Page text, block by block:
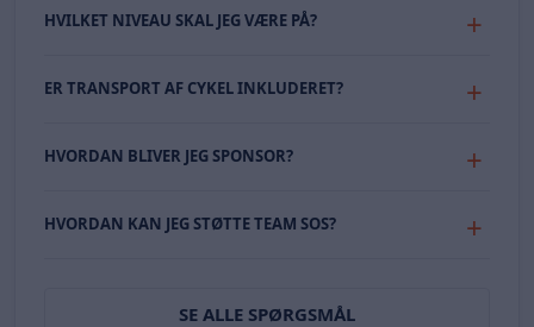
HVILKET NIVEAU SKAL JEG VÆRE PÅ?
ER TRANSPORT AF CYKEL INKLUDERET?
HVORDAN BLIVER JEG SPONSOR?
HVORDAN KAN JEG STØTTE TEAM SOS?
SE ALLE SPØRGSMÅL